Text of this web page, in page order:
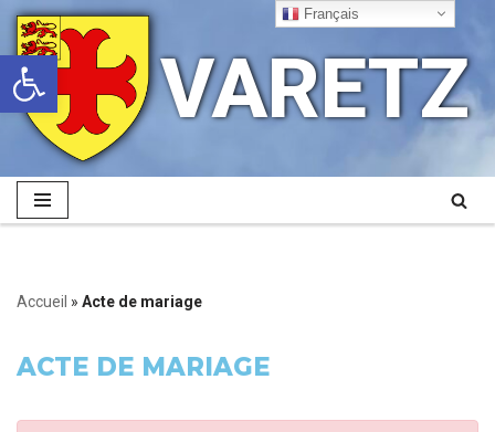
Ouvrir la barre d’outils
Aller
au
contenu
VARETZ
Accueil » Acte de mariage
ACTE DE MARIAGE
Français